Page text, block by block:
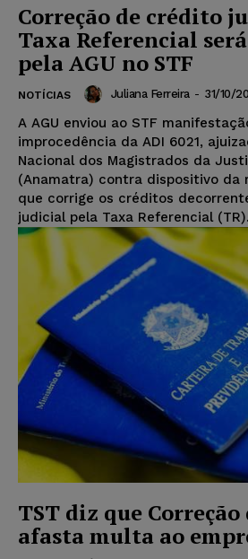
Correção de crédito
Taxa Referencial
pela AGU no STF
NOTÍCIAS Juliana Ferreira - 31/10/
A AGU enviou ao STF
improcedência da ADI 6021,
Nacional dos Magistrados da
(Anamatra) contra dispositivo da
que corrige os créditos
judicial pela Taxa Referencial (TR).
TST diz que Correção
afasta multa ao